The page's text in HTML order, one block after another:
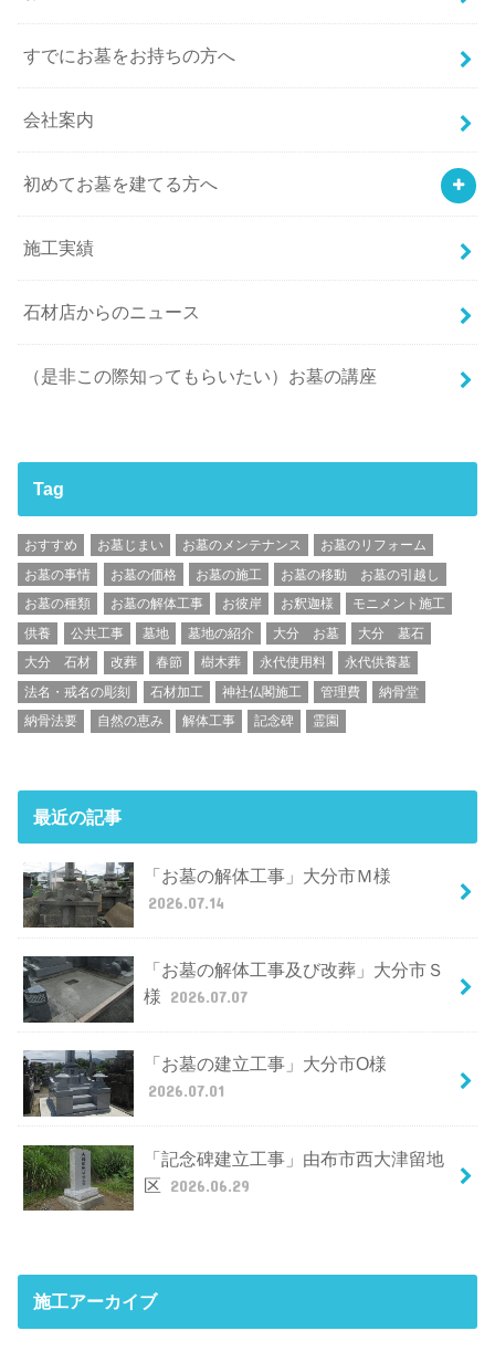
すでにお墓をお持ちの方へ
会社案内
初めてお墓を建てる方へ
施工実績
石材店からのニュース
（是非この際知ってもらいたい）お墓の講座
Tag
おすすめ お墓じまい お墓のメンテナンス
お墓のリフォーム
お墓の事情
お墓の価格 お墓の施工
お墓の移動 お墓の引越し
お墓の種類
お墓の解体工事 お彼岸 お釈迦様
モニメント施工
供養
公共工事 墓地 墓地の紹介 大分 お墓
大分 墓石
大分 石材
改葬 春節 樹木葬 永代使用料
永代供養墓
法名・戒名の彫刻
石材加工 神社仏閣施工 管理費
納骨堂
納骨法要
自然の恵み 解体工事 記念碑 霊園
最近の記事
「お墓の解体工事」大分市Ｍ様
2026.07.14
「お墓の解体工事及び改葬」大分市Ｓ
様 2026.07.07
「お墓の建立工事」大分市O様
2026.07.01
「記念碑建立工事」由布市西大津留地
区 2026.06.29
施工アーカイブ